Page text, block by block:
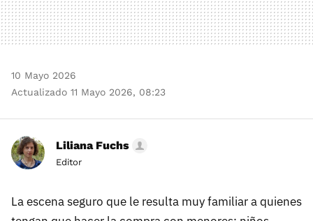
10 Mayo 2026
Actualizado 11 Mayo 2026, 08:23
Liliana Fuchs
Editor
La escena seguro que le resulta muy familiar a quienes